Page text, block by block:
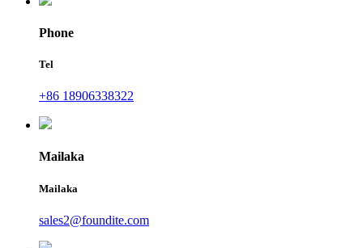
Phone
Tel
+86 18906338322
Mailaka
Mailaka
sales2@foundite.com